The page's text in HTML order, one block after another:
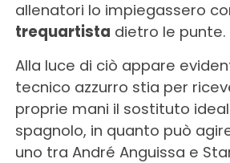
allenatori lo impiegassero
trequartista dietro le punte.
Alla luce di ciò appare
tecnico azzurro stia per
proprie mani il sostituto
spagnolo, in quanto può
uno tra André Anguissa e